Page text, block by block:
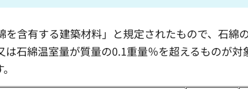
含有する建築材料」と規定されたもので、石綿
石綿温室量が質量の0.1重量％を超えるものが対